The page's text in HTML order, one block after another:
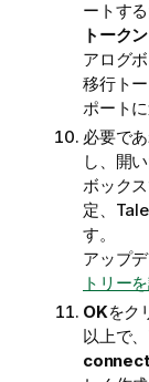
ートする
トーク
アログ
移行ト
ポート
必要であ
し、開
ボック
定、
す。
アップ
トリー
OKをク
以上で、